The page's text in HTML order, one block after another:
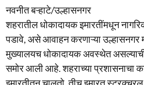
नवनीत बऱ्हाटे/उल्हासनगर
शहरातील धोकादायक इमारतींमधून
पडावे, असे आवाहन करणाऱ्या उल्हासनगर
मुख्यालयच धोकादायक अवस्थेत
समोर आली आहे. शहराच्या प्रशासनाचा
इमारतीतून चालतो, तीच इमारत